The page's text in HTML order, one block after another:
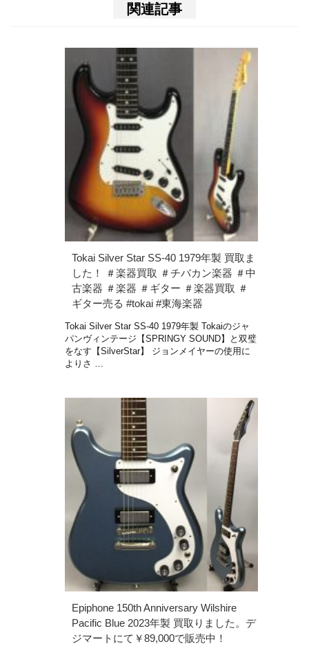
関連記事
Tokai Silver Star SS-40 1979年製 買取ま
した！ ＃楽器買取 ＃チバカン楽器 ＃中
古楽器 ＃楽器 ＃ギター ＃楽器買取 ＃
ギター売る #tokai #東海楽器
Tokai Silver Star SS-40 1979年製 Tokaiのジャ
パンヴィンテージ【SPRINGY SOUND】と双璧
をなす【SilverStar】 ジョンメイヤーの使用に
よりさ …
Epiphone 150th Anniversary Wilshire
Pacific Blue 2023年製 買取りました。デ
ジマートにて￥89,000で販売中！